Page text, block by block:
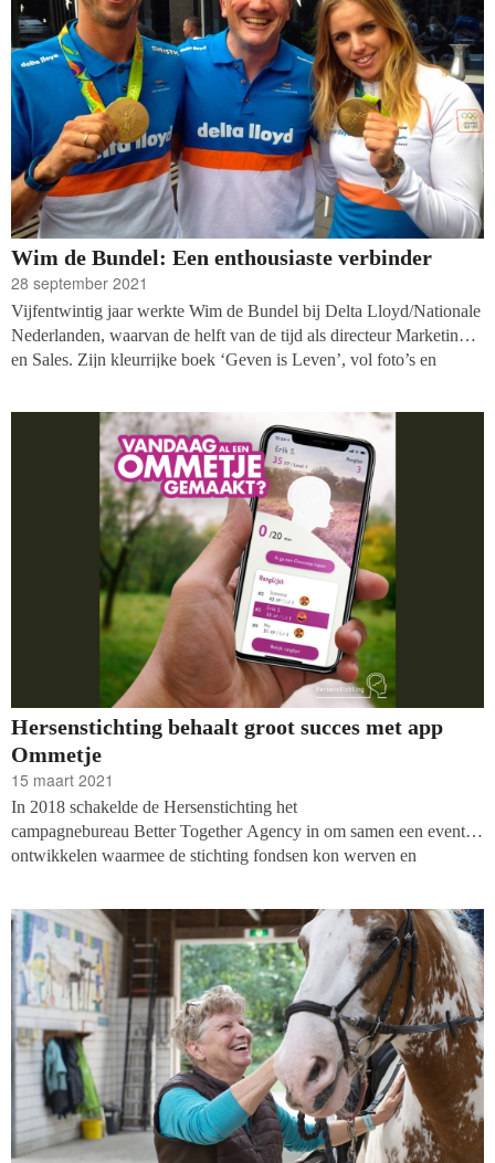
Wim de Bundel: Een enthousiaste verbinder
28 september 2021
Vijfentwintig jaar werkte Wim de Bundel bij Delta Lloyd/Nationale
Nederlanden, waarvan de helft van de tijd als directeur Marketing
en Sales. Zijn kleurrijke boek ‘Geven is Leven’, vol foto’s en
Lloyd/Nationale Nederlanden. Topsporters werden ingezet als
voorbeeld voor een nieuwe bedrijfscultuur. Aanleiding voor het
verandertraject was dat de organisatie in die tijd de ‘rode
lantaarndrager’ was: Delta Lloyd scoort in 2008 op het gebied van
service het laagst van alle pensioenaanbieders. De
rodelantaarndrager verwijst naar de wielrenner die al laatste eindigt
in het eindklassement van de Tour de France. De Bundel werd
verantwoordelijk om het tij te doen keren. Tegelijkertijd ontdekte hij
tal van goede doelen die zijn hart stalen.
Hersenstichting behaalt groot succes met app
Ommetje
15 maart 2021
In 2018 schakelde de Hersenstichting het
campagnebureau Better TogetherAgency in om samen een event te
ontwikkelen waarmee de stichting fondsen kon werven en
stimuleren gedurende de dag meer te wandelen. De bouwers van de
app en de Hersenstichting hoopten op zo’n 10.000 gebruikers. En
toen kwam corona: 'Wat er daarna gebeurde, had niemand kunnen
hopen', vertelt Andreas Tober, PR-Manager bij de Hersenstichting.